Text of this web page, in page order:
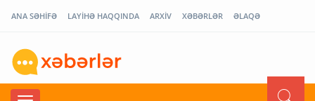
ANA SƏHİFƏ LAYİHƏ HAQQINDA ARXİV XƏBƏRLƏR ƏLAQƏ